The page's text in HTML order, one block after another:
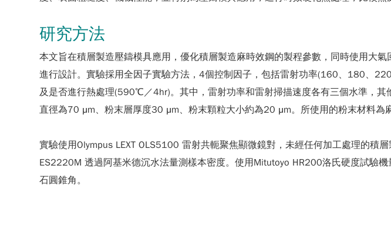
研究方法
本文旨在積層製造壓鑄模具應用，優化積層製造麻時效鋼的製程參數，同時使用大
進行設計。實驗採用全因子實驗方法，4個控制因子，包括雷射功率(160、180、
及是否進行熱處理(590℃／4hr)。其中，雷射功率和雷射掃描速度各有三個水準，
直徑為70 μm、粉末層厚度30 μm、粉末顆粒大小約為20 μm。所使用的粉末材料為
實驗使用Olympus LEXT OLS5100 雷射共軛聚焦顯微鏡對，未經任何加工處理的積
ES2220M 透過阿基米德沉水法量測樣本密度。使用Mitutoyo HR200洛氏硬度試驗
石圓錐角。